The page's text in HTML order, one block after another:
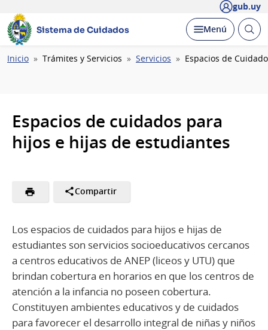
gub.uy
Sistema de Cuidados Desplegar
Menú Abrir
Ruta
Inicio Trámites y Servicios Servicios Espacios de
Espacios de cuidados para
hijos e hijas de estudiantes
Compartir
Los espacios de cuidados para hijos e hijas de
estudiantes son servicios socioeducativos cercanos
a centros educativos de ANEP (liceos y UTU) que
brindan cobertura en horarios en que los centros de
atención a la infancia no poseen cobertura.
Constituyen ambientes educativos y de cuidados
para favorecer el desarrollo integral de niñas y niños